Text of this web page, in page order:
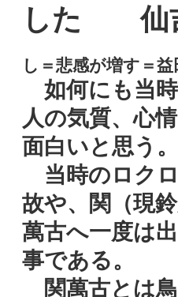
した 仙
（ロクロ
し＝悲感が増す＝益
如何にも当
人の気質、心
面白いと思う。
当時のロク
故や、関（現
萬古へ一度は
事である。
関萬古とは